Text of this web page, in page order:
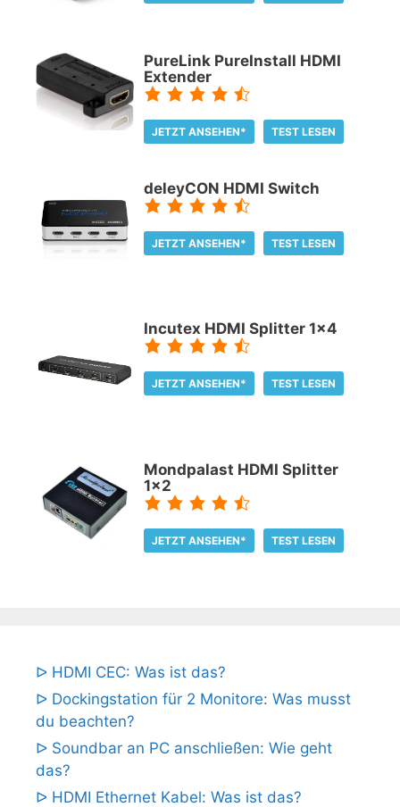
PureLink PureInstall HDMI
Extender
JETZT ANSEHEN* TEST LESEN
deleyCON HDMI Switch
JETZT ANSEHEN* TEST LESEN
Incutex HDMI Splitter 1x4
JETZT ANSEHEN* TEST LESEN
Mondpalast HDMI Splitter
1x2
JETZT ANSEHEN* TEST LESEN
ᐅ HDMI CEC: Was ist das?
ᐅ Dockingstation für 2 Monitore: Was musst
du beachten?
ᐅ Soundbar an PC anschließen: Wie geht
das?
ᐅ HDMI Ethernet Kabel: Was ist das?